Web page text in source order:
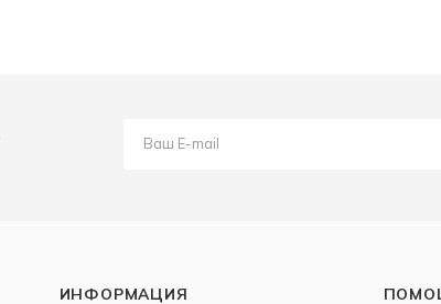
ИНФОРМАЦИЯ